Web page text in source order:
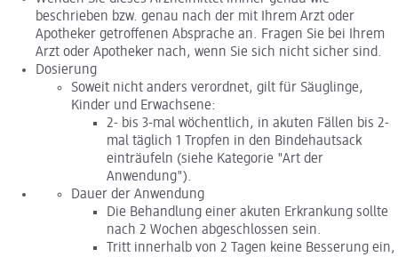
beschrieben bzw. genau nach der mit Ihrem Arzt oder
Apotheker getroffenen Absprache an. Fragen Sie bei Ihrem
Arzt oder Apotheker nach, wenn Sie sich nicht sicher sind.
Dosierung
Soweit nicht anders verordnet, gilt für Säuglinge,
Kinder und Erwachsene:
2- bis 3-mal wöchentlich, in akuten Fällen bis 2-
mal täglich 1 Tropfen in den Bindehautsack
einträufeln (siehe Kategorie "Art der
Anwendung").
Dauer der Anwendung
Die Behandlung einer akuten Erkrankung sollte
nach 2 Wochen abgeschlossen sein.
Tritt innerhalb von 2 Tagen keine Besserung ein,